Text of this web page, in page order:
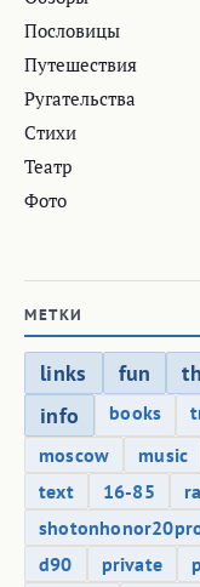
Пословицы
Путешествия
Ругательства
Стихи
Театр
Фото
МЕТКИ
links fun
info
books
moscow
music
text
16-85
d90
private